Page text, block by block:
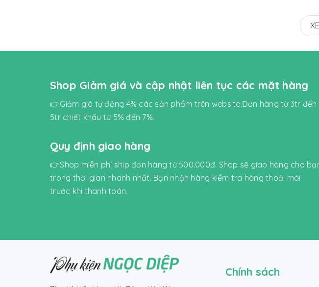
Shop Giảm giá và cập nhật liên tục các mặt hàng
👉Giảm giá tự động 4% các sản phẩm trên website.Đơn hàng từ 3tr đến
5tr chiết khấu từ 5% đến 7%.
Quy định giao hàng
👉Shop miễn phí ship đơn hàng từ 500.000đ. Shop sẽ giao hàng cho
trong thời gian nhanh nhất. Bạn nhận hàng kiểm tra hàng thoải mái
trước khi thanh toán.
Chính sách